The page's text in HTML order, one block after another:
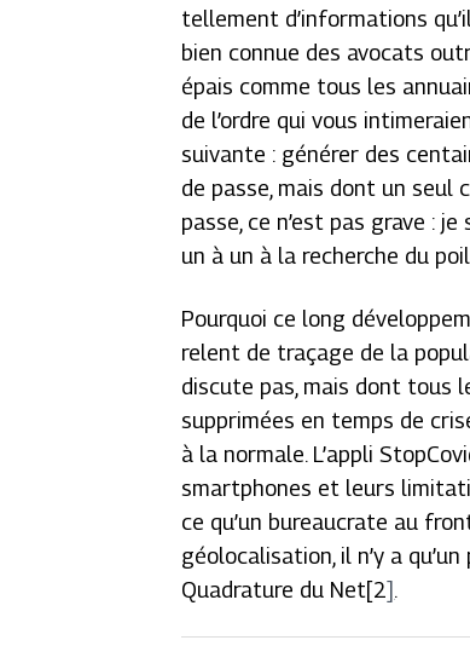
tellement d’informations
bien connue des avocats
épais comme tous les
de l’ordre qui vous
suivante : générer des
de passe, mais dont un
passe, ce n’est pas grave :
un à un à la recherche du
Pourquoi ce long
relent de traçage de la
discute pas, mais dont tous
supprimées en temps de
à la normale. L’appli
smartphones et leurs
ce qu’un bureaucrate au
géolocalisation, il n’y a
Quadrature du Net[2].